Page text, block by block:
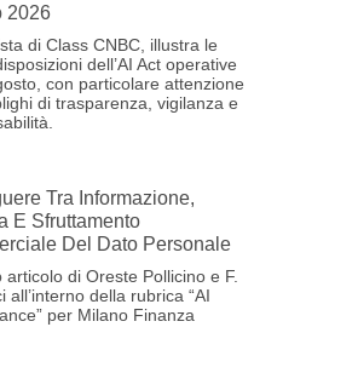
2026
di Class CNBC, illustra le
dell’AI Act operative
con particolare attenzione
di trasparenza, vigilanza e
Tra Informazione,
E Sfruttamento
Del Dato Personale
articolo di Oreste Pollicino e F.
all’interno della rubrica “AI
per Milano Finanza